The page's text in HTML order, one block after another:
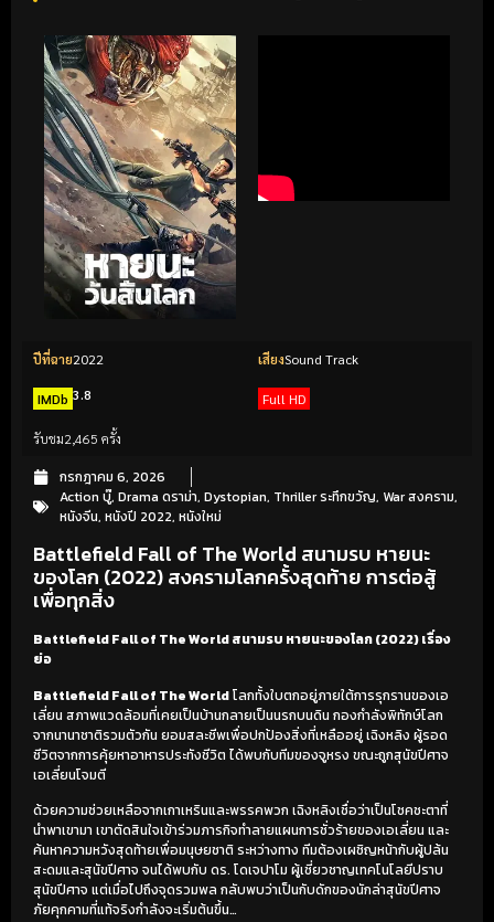
ปีที่ฉาย2022 เสียงSound Track
IMDb 3.8 Full HD
รับชม2,465 ครั้ง
กรกฎาคม 6, 2026
Action บู๊, Drama ดราม่า, Dystopian, Thriller ระทึกขวัญ, War สงคราม,
หนังจีน, หนังปี 2022, หนังใหม่
Battlefield Fall of The World สนามรบ หายนะ
ของโลก (2022) สงครามโลกครั้งสุดท้าย การต่อสู้
เพื่อทุกสิ่ง
Battlefield Fall of The World สนามรบ หายนะของโลก (2022) เรื่อง
ย่อ
Battlefield Fall of The Worldโลกทั้งใบตกอยู่ภายใต้การรุกรานของเอ
เลี่ยน สภาพแวดล้อมที่เคยเป็นบ้านกลายเป็นนรกบนดิน กองกำลังพิทักษ์โลก
จากนานาชาติรวมตัวกัน ยอมสละชีพเพื่อปกป้องสิ่งที่เหลืออยู่ เฉิงหลิง ผู้รอด
ชีวิตจากการคุ้ยหาอาหารประทังชีวิต ได้พบกับทีมของจูหรง ขณะถูกสุนัขปีศาจ
เอเลี่ยนโจมตี
ด้วยความช่วยเหลือจากเกาเหรินและพรรคพวก เฉิงหลิงเชื่อว่าเป็นโชคชะตาที่
นำพาเขามา เขาตัดสินใจเข้าร่วมภารกิจทำลายแผนการชั่วร้ายของเอเลี่ยน และ
ค้นหาความหวังสุดท้ายเพื่อมนุษยชาติ ระหว่างทาง ทีมต้องเผชิญหน้ากับผู้ปล้น
สะดมและสุนัขปีศาจ จนได้พบกับ ดร. โดเจปาโม ผู้เชี่ยวชาญเทคโนโลยีปราบ
สุนัขปีศาจ แต่เมื่อไปถึงจุดรวมพล กลับพบว่าเป็นกับดักของนักล่าสุนัขปีศาจ
ภัยคุกคามที่แท้จริงกำลังจะเริ่มต้นขึ้น…